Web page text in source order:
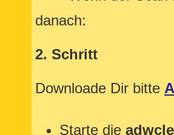
User: All Users
User: Default User
User: User
Total Flash Files Cleaned = 0,00 mb
danach:
2. Schritt
Downloade Dir bitte
Starte die